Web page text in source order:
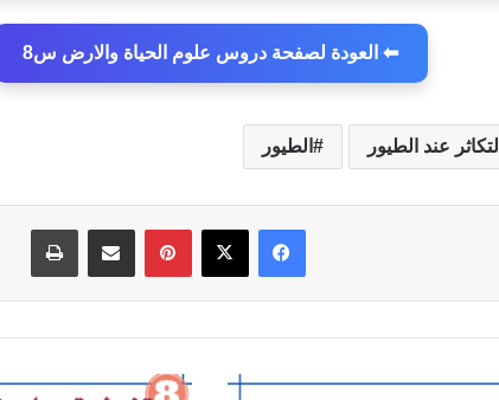
⬅ العودة لصفحة دروس علوم الحياة والارض س8
التكاثر عند الطيور الطيور
فيسبوك ‫X بينتيريستمشاركة عبر البريد طباعة
التكاثر